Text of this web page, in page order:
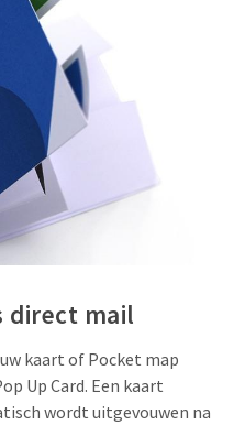
direct mail
kaart of Pocket map
Up Card. Een kaart
wordt uitgevouwen na